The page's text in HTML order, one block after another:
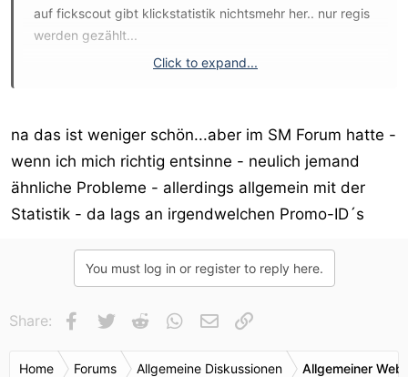
auf fickscout gibt klickstatistik nichtsmehr her.. nur regis
werden gezählt...
Click to expand...
na das ist weniger schön...aber im SM Forum hatte -
wenn ich mich richtig entsinne - neulich jemand
ähnliche Probleme - allerdings allgemein mit der
Statistik - da lags an irgendwelchen Promo-ID´s
You must log in or register to reply here.
Share: Facebook
Twitter Reddit WhatsApp
E-Mail
Home Forums Allgemeine Diskussionen Allgemeiner